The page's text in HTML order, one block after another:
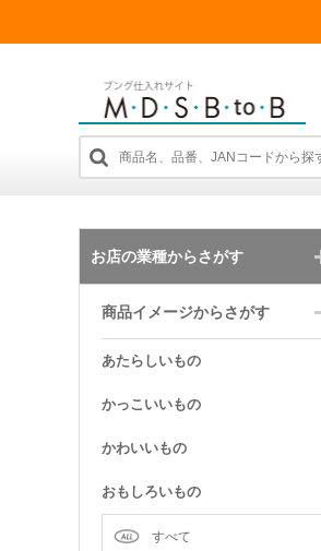
お店の業種からさがす
商品イメージからさがす
あたらしいもの
かっこいいもの
かわいいもの
おもしろいもの
すべて